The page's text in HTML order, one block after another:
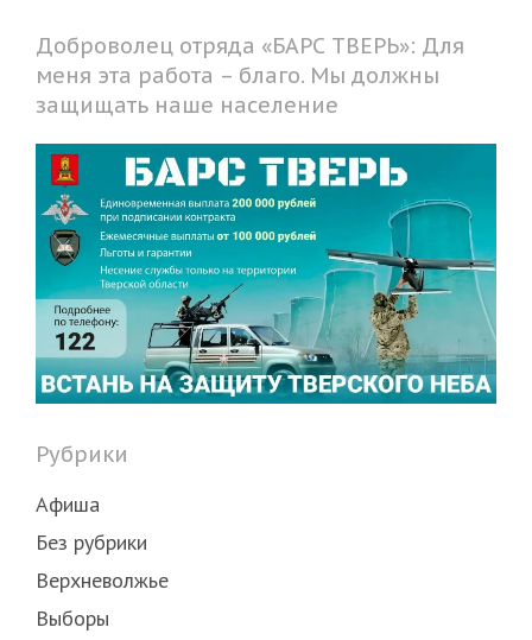
Доброволец отряда «БАРС ТВЕРЬ»: Для
меня эта работа – благо. Мы должны
защищать наше население
Рубрики
Афиша
Без рубрики
Верхневолжье
Выборы